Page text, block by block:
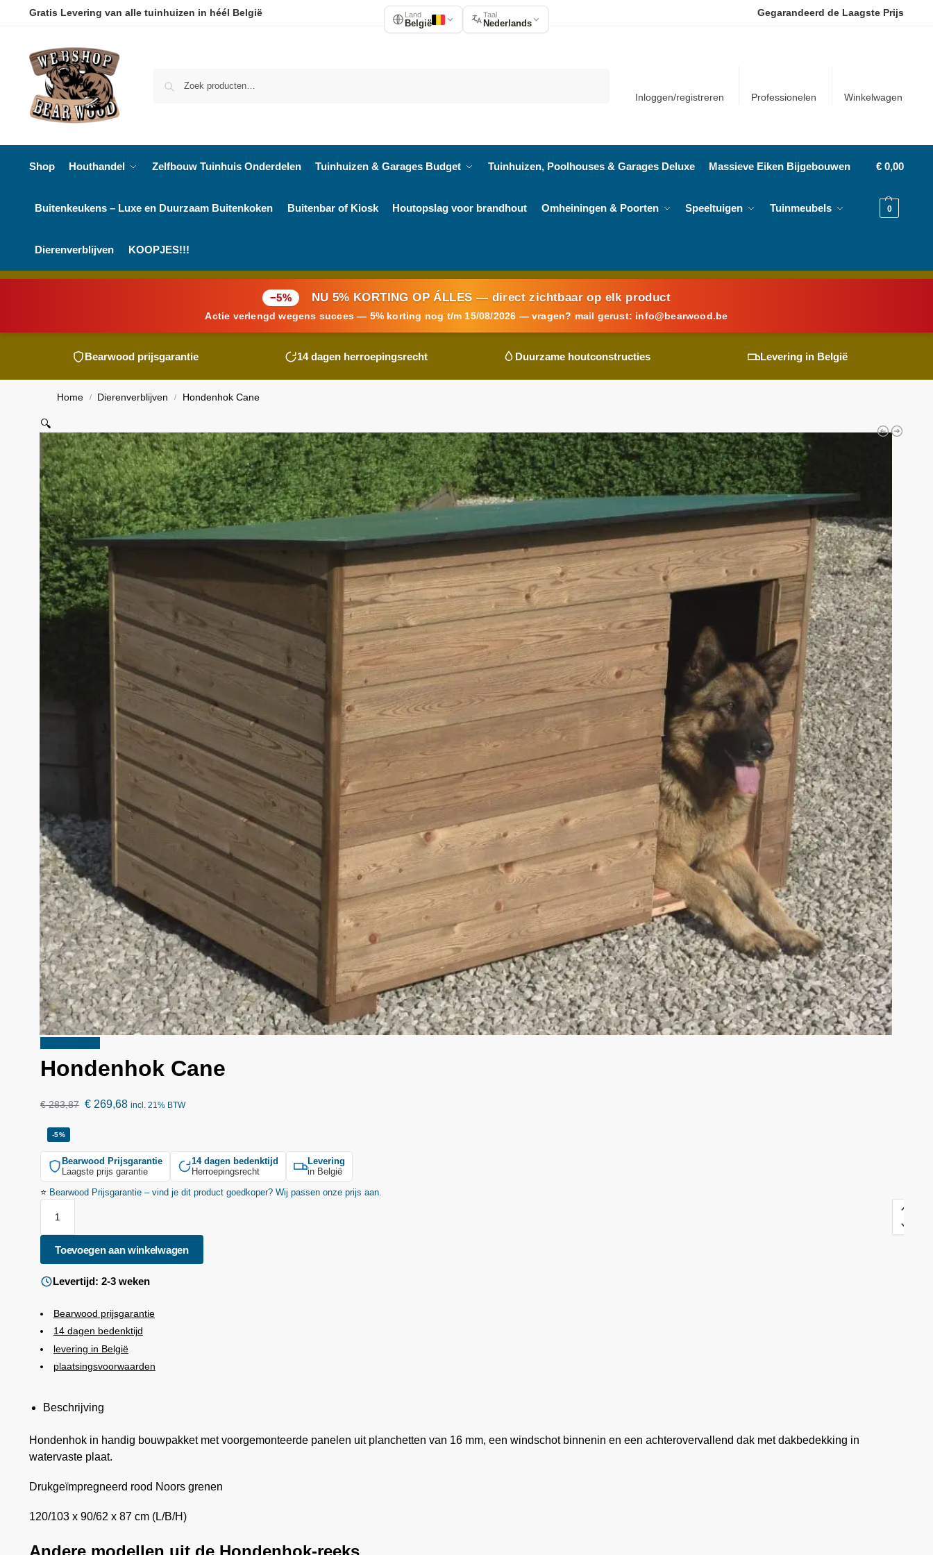
Gratis Levering van alle tuinhuizen in héél België Gegarandeerd de Laagste Prijs
Inloggen/registreren Professionelen Winkelwagen
Shop Houthandel Zelfbouw Tuinhuis Onderdelen Tuinhuizen & Garages Budget Tuinhuizen, Poolhouses & Garages Deluxe Massieve Eiken Bijgebouwen
Buitenkeukens – Luxe en Duurzaam Buitenkoken Buitenbar of Kiosk Houtopslag voor brandhout Omheiningen & Poorten Speeltuigen Tuinmeubels
Dierenverblijven KOOPJES!!!
€ 0,00
0
−5% NU 5% KORTING OP ÁLLES — direct zichtbaar op elk product
Actie verlengd wegens succes — 5% korting nog t/m 15/08/2026 — vragen? mail gerust: info@ bearwood .be
Bearwood prijsgarantie 14 dagen herroepingsrecht Duurzame houtconstructies Levering in België
Home / Dierenverblijven / Hondenhok Cane
🔍
Hondenhok Cane
€283,87 €269,68 incl. 21% BTW
-5%
Bearwood Prijsgarantie
Laagste prijs garantie
14 dagen bedenktijd
Herroepingsrecht
Levering
in België
⭐ Bearwood Prijsgarantie – vind je dit product goedkoper? Wij passen onze prijs aan.
Toevoegen aan winkelwagen
Levertijd: 2-3 weken
Bearwood prijsgarantie
14 dagen bedenktijd
levering in België
plaatsingsvoorwaarden
Beschrijving
Hondenhok in handig bouwpakket met voorgemonteerde panelen uit planchetten van 16 mm, een windschot binnenin en een achterovervallend dak met dakbedekking in
watervaste plaat.
Drukgeïmpregneerd rood Noors grenen
120/103 x 90/62 x 87 cm (L/B/H)
Andere modellen uit de Hondenhok-reeks
Land
België
Taal
Nederlands